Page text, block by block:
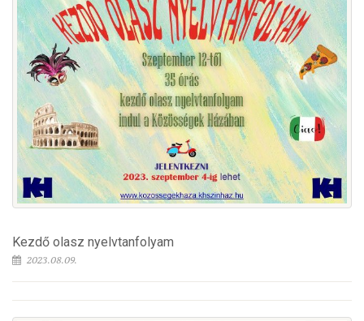
Kezdő olasz nyelvtanfolyam
2023.08.09.